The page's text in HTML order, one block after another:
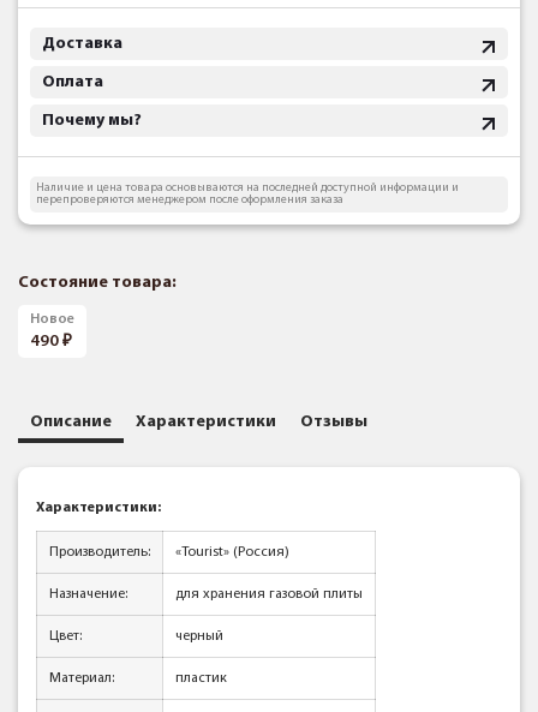
Доставка
Оплата
Почему мы?
Наличие и цена товара основываются на последней доступной информации и
перепроверяются менеджером после оформления заказа
Состояние товара:
Новое
490
Описание Характеристики Отзывы
Характеристики:
Производитель: «Tourist» (Россия)
Назначение: для хранения газовой плиты
Цвет: черный
Материал: пластик